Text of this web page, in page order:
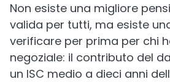
Non esiste una migliore
valida per tutti, ma esiste
verificare per prima per chi
negoziale: il contributo del
un ISC medio a dieci anni